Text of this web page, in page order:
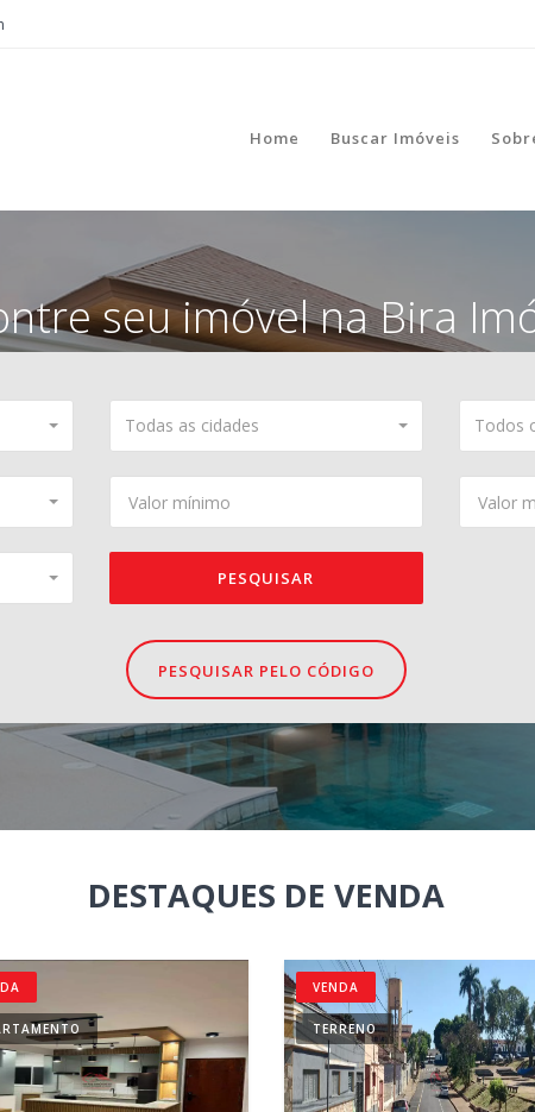
Home Buscar Imóveis
seu imóvel naBira
Todas as cidades Todos
PESQUISAR
PESQUISAR PELO CÓDIGO
DESTAQUES DE VENDA
VENDA
TERRENO